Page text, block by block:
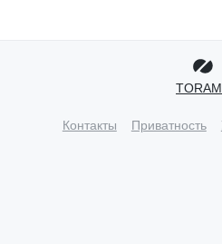
Контакты Приватность